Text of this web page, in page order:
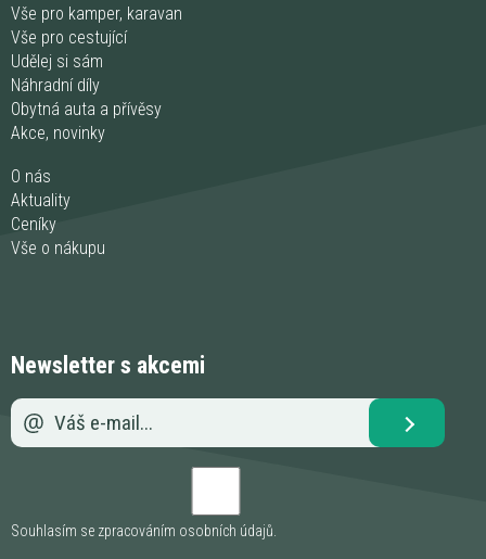
Vše pro kamper, karavan
Vše pro cestující
Udělej si sám
Náhradní díly
Obytná auta a přívěsy
Akce, novinky
O nás
Aktuality
Ceníky
Vše o nákupu
Newsletter s akcemi
Souhlasím se zpracováním osobních údajů.